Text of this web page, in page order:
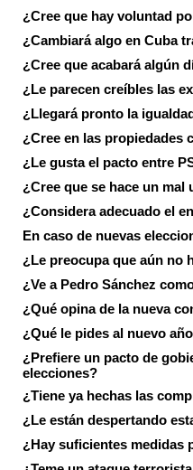
¿Cree que hay voluntad
¿Cambiará algo en Cuba
¿Cree que acabará algún
¿Le parecen creíbles las
¿Llegará pronto la
¿Cree en las propiedades
¿Le gusta el pacto entre
¿Cree que se hace un mal
¿Considera adecuado el
En caso de nuevas
¿Le preocupa que aún no
¿Ve a Pedro Sánchez
¿Qué opina de la nueva
¿Qué le pides al nuevo
¿Prefiere un pacto de
elecciones?
¿Tiene ya hechas las
¿Le están despertando
¿Hay suficientes medidas